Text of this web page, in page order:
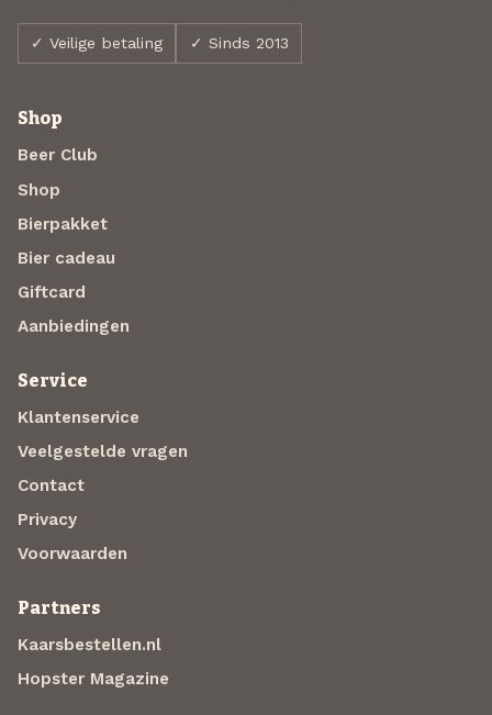
✓ Veilige betaling ✓ Sinds 2013
Shop
Beer Club
Shop
Bierpakket
Bier cadeau
Giftcard
Aanbiedingen
Service
Klantenservice
Veelgestelde vragen
Contact
Privacy
Voorwaarden
Partners
Kaarsbestellen.nl
Hopster Magazine